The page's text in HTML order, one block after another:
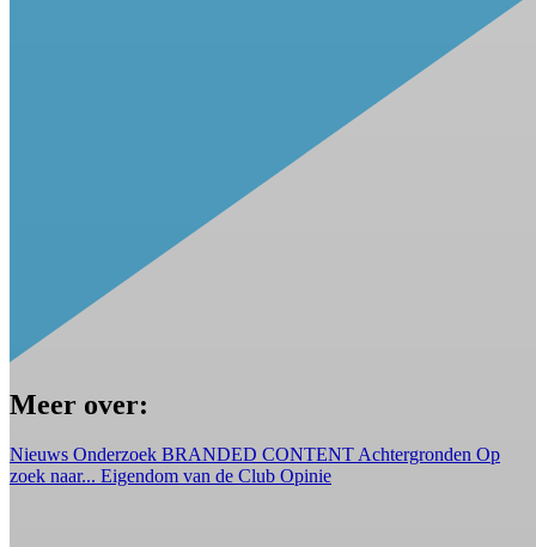
Meer over:
Nieuws Onderzoek BRANDED CONTENTAchtergronden Op
zoek naar... Eigendom van de Club Opinie